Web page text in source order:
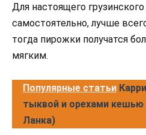
Для настоящего
самостоятельно, лучше
тогда пирожки получатся
мягким.
Популярные статьи
тыквой и орехами
Ланка)